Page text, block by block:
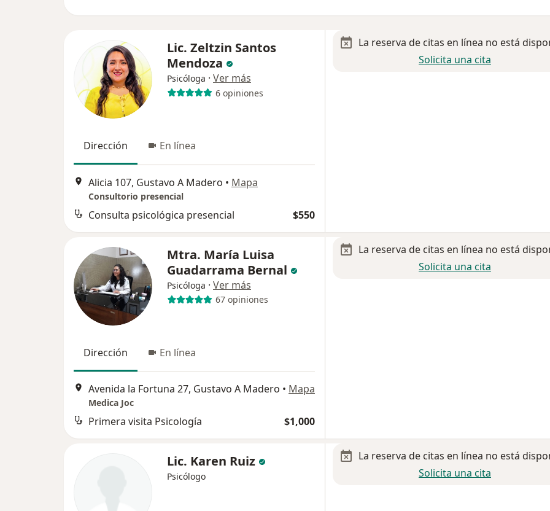
Lic. Zeltzin Santos
Mendoza
Psicóloga · Ver más
6 opiniones
Dirección En línea
Alicia 107, Gustavo A Madero • Mapa
Consultorio presencial
Consulta psicológica presencial $550
La reserva de citas en línea no está
Solicita una cita
Mtra. María Luisa
Guadarrama Bernal
Psicóloga · Ver más
67 opiniones
Dirección En línea
Avenida la Fortuna 27, Gustavo A Madero • Mapa
Medica Joc
Primera visita Psicología $1,000
La reserva de citas en línea no está
Solicita una cita
Lic. Karen Ruiz
Psicólogo
La reserva de citas en línea no está
Solicita una cita